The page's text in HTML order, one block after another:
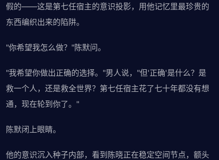
假的——这是第七任宿主的意识投影，用他记忆里最珍贵的
东西编织出来的陷阱。
"你希望我怎么做？"陈默问。
"我希望你做出正确的选择。"男人说，"但'正确'是什么？是
救一个人，还是救全世界？第七任宿主花了七十年都没有想
通，现在轮到你了。"
陈默闭上眼睛。
他的意识沉入种子内部，看到陈晓正在稳定空间节点，额头